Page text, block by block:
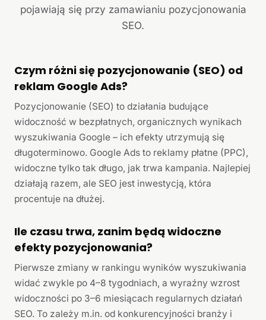
pojawiają się przy zamawianiu pozycjonowania
SEO.
Czym różni się pozycjonowanie (SEO) od
reklam Google Ads?
Pozycjonowanie (SEO) to działania budujące
widoczność w bezpłatnych, organicznych wynikach
wyszukiwania Google – ich efekty utrzymują się
długoterminowo. Google Ads to reklamy płatne (PPC),
widoczne tylko tak długo, jak trwa kampania. Najlepiej
działają razem, ale SEO jest inwestycją, która
procentuje na dłużej.
Ile czasu trwa, zanim będą widoczne
efekty pozycjonowania?
Pierwsze zmiany w rankingu wyników wyszukiwania
widać zwykle po 4–8 tygodniach, a wyraźny wzrost
widoczności po 3–6 miesiącach regularnych działań
SEO. To zależy m.in. od konkurencyjności branży i